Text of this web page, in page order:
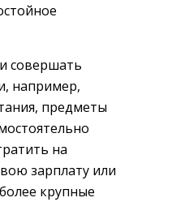
совершать
например,
предметы
на
зарплату или
крупные